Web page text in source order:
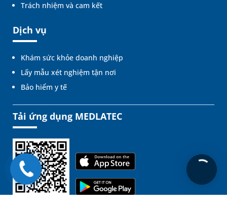
Trách nhiệm và cam kết
Dịch vụ
Khám sức khỏe doanh nghiệp
Lấy mẫu xét nghiệm tận nơi
Bảo hiểm y tế
Tải ứng dụng MEDLATEC